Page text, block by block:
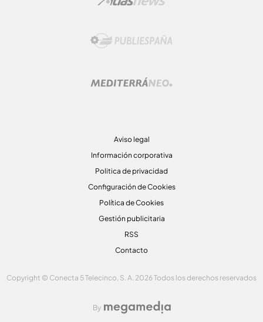
Aviso legal
Información corporativa
Politica de privacidad
Configuración de Cookies
Política de Cookies
Gestión publicitaria
RSS
Contacto
Copyright © Conecta 5 Telecinco, S. A. 2026 Todos los derechos reservados
By